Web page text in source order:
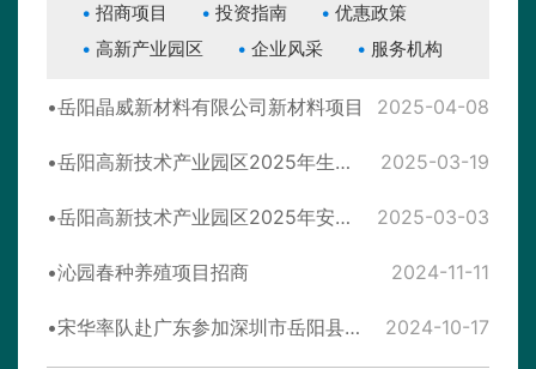
招商项目 投资指南
优惠政策
高新产业园区
企业风采 服务机构
岳阳晶威新材料有限公司新材料项目 2025-04-08
岳阳高新技术产业园区2025年生态环境保护工作规划 2025-03-19
岳阳高新技术产业园区2025年安全生产工作要点 2025-03-03
沁园春种养殖项目招商 2024-11-11
宋华率队赴广东参加深圳市岳阳县商会换届暨招商推介考察洽谈 2024-10-17